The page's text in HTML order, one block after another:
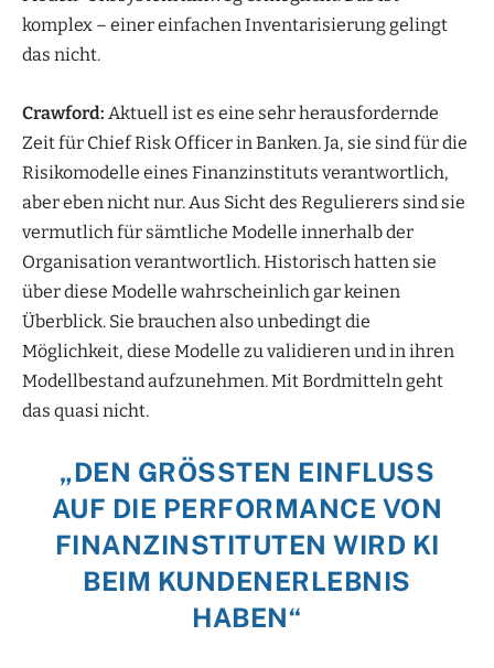
komplex – einer einfachen Inventarisierung gelingt
das nicht.
Crawford: Aktuell ist es eine sehr herausfordernde
Zeit für Chief Risk Officer in Banken. Ja, sie sind für die
Risikomodelle eines Finanzinstituts verantwortlich,
aber eben nicht nur. Aus Sicht des Regulierers sind sie
vermutlich für sämtliche Modelle innerhalb der
Organisation verantwortlich. Historisch hatten sie
über diese Modelle wahrscheinlich gar keinen
Überblick. Sie brauchen also unbedingt die
Möglichkeit, diese Modelle zu validieren und in ihren
Modellbestand aufzunehmen. Mit Bordmitteln geht
das quasi nicht.
„DEN GRÖSSTEN EINFLUSS A
UF DIE PERFORMANCE VON F
INANZINSTITUTEN WIRD KI B
EIM KUNDENERLEBNIS H
ABEN
“